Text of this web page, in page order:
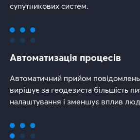
супутникових систем.
Автоматизація процесів
Автоматичний прийом повідомлень
вирішує за геодезиста більшість
налаштування і зменшує вплив